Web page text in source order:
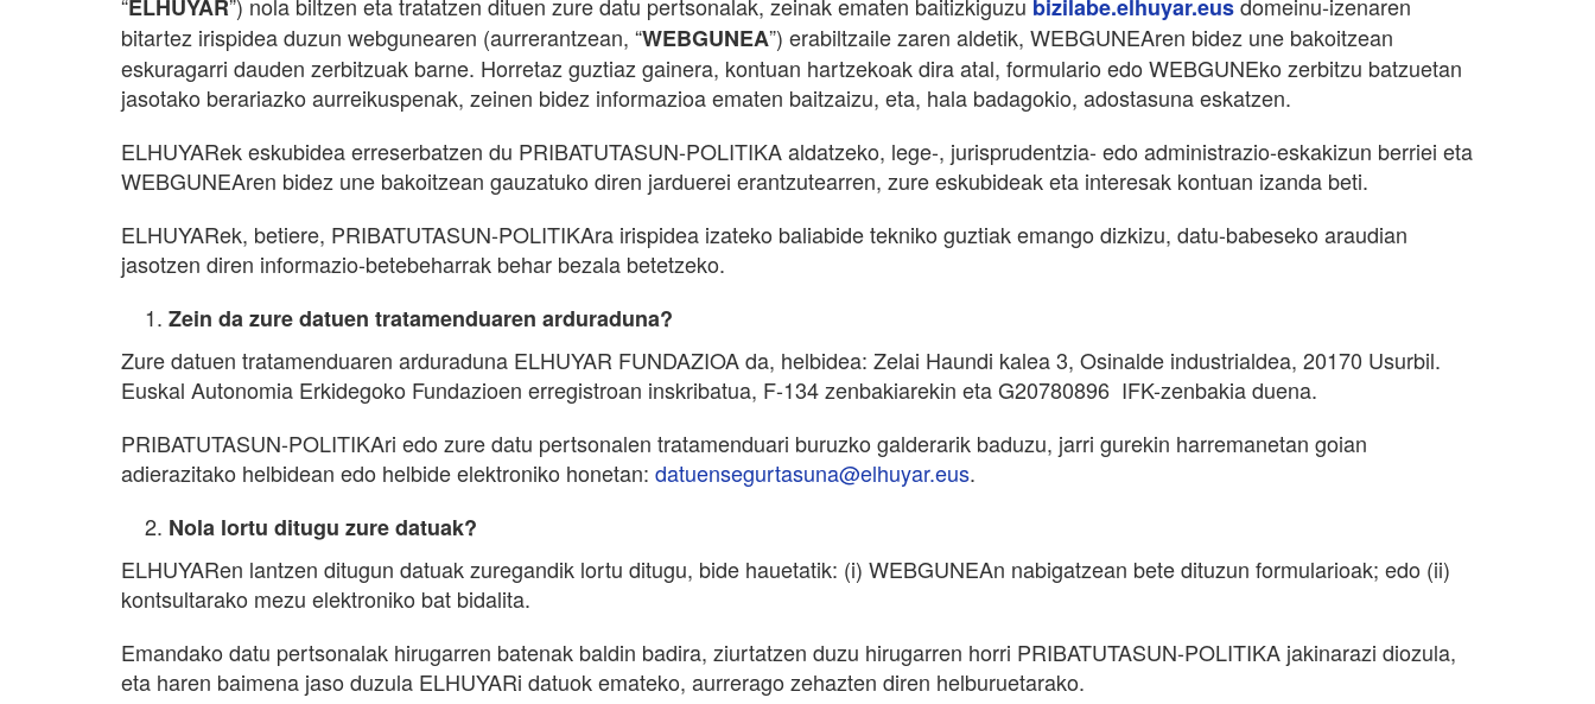
ELHUYAR bizilabe.elhuyar.eus
bitartez irispidea duzun webgunearen (aurrerantzean, “WEBGUNEA”) erabiltzaile zaren aldetik, WEBGUNEAren bidez une bakoitzean
eskuragarri dauden zerbitzuak barne. Horretaz guztiaz gainera, kontuan hartzekoak dira atal, formulario edo WEBGUNEko zerbitzu batzuetan
jasotako berariazko aurreikuspenak, zeinen bidez informazioa ematen baitzaizu, eta, hala badagokio, adostasuna eskatzen.
ELHUYARek eskubidea erreserbatzen du PRIBATUTASUN-POLITIKA aldatzeko, lege-, jurisprudentzia- edo administrazio-eskakizun berriei eta
WEBGUNEAren bidez une bakoitzean gauzatuko diren jarduerei erantzutearren, zure eskubideak eta interesak kontuan izanda beti.
ELHUYARek, betiere, PRIBATUTASUN-POLITIKAra irispidea izateko baliabide tekniko guztiak emango dizkizu, datu-babeseko araudian
jasotzen diren informazio-betebeharrak behar bezala betetzeko.
Zein da zure datuen tratamenduaren arduraduna?
Zure datuen tratamenduaren arduraduna ELHUYAR FUNDAZIOA da, helbidea: Zelai Haundi kalea 3, Osinalde industrialdea, 20170 Usurbil.
Euskal Autonomia Erkidegoko Fundazioen erregistroan inskribatua, F-134 zenbakiarekin eta G20780896 IFK-zenbakia duena.
PRIBATUTASUN-POLITIKAri edo zure datu pertsonalen tratamenduari buruzko galderarik baduzu, jarri gurekin harremanetan goian
adierazitako helbidean edo helbide elektroniko honetan: datuensegurtasuna@elhuyar.eus.
Nola lortu ditugu zure datuak?
ELHUYARen lantzen ditugun datuak zuregandik lortu ditugu, bide hauetatik: (i) WEBGUNEAn nabigatzean bete dituzun formularioak; edo (ii)
kontsultarako mezu elektroniko bat bidalita.
Emandako datu pertsonalak hirugarren batenak baldin badira, ziurtatzen duzu hirugarren horri PRIBATUTASUN-POLITIKA jakinarazi diozula,
eta haren baimena jaso duzula ELHUYARi datuok emateko, aurrerago zehazten diren helburuetarako.